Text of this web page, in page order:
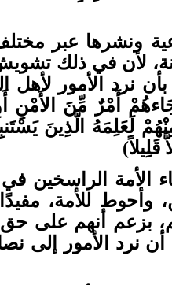
ونشرها عبر
لأن في ذلك
نرد الأمور لأهل
جَاءهُمْ أَمْرٌ مِّنَ الأَمْنِ
لَعَلِمَهُ الَّذِينَ
الأمة الراسخين في
وأحوط للأمة،
بزعم أنهم على
نرد الأمور إلى